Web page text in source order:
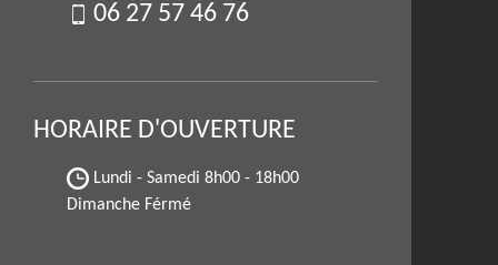
06 27 57 46 76
HORAIRE D'OUVERTURE
Lundi - Samedi 8h00 - 18h00
Dimanche Férmé